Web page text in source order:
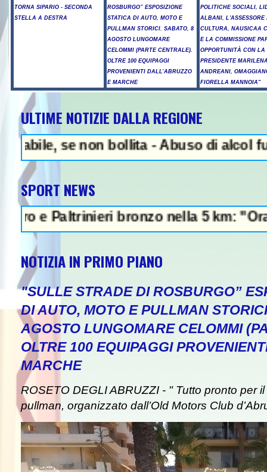
TORNA SIPARIO - SECONDA
STELLA A DESTRA
ROSBURGO” ESPOSIZIONE
STATICA DI AUTO, MOTO E
PULLMAN STORICI. SABATO, 8
AGOSTO LUNGOMARE
CELOMMI (PARTE CENTRALE).
OLTRE 100 EQUIPAGGI
PROVENIENTI DALL’ABRUZZO
E MARCHE
POLITICHE SOCIALI,
ALBANI, L'ASSESSORE
CULTURA, NAUSICAA
E LA COMMISSIONE
OPPORTUNITÀ CON LA
PRESIDENTE
ANDREANI,
FIORELLA MANNOIA"
ULTIME NOTIZIE DALLA REGIONE
non bollita - Abuso di alcol fuori
SPORT NEWS
bronzo nella 5 km: "Ora ci
NOTIZIA IN PRIMO PIANO
"SULLE STRADE DI ROSBURGO”
DI AUTO, MOTO E PULLMAN
AGOSTO LUNGOMARE CELOMMI
OLTRE 100 EQUIPAGGI
MARCHE
ROSETO DEGLI ABRUZZI - " Tutto pronto per
pullman, organizzato dall’Old Motors Club